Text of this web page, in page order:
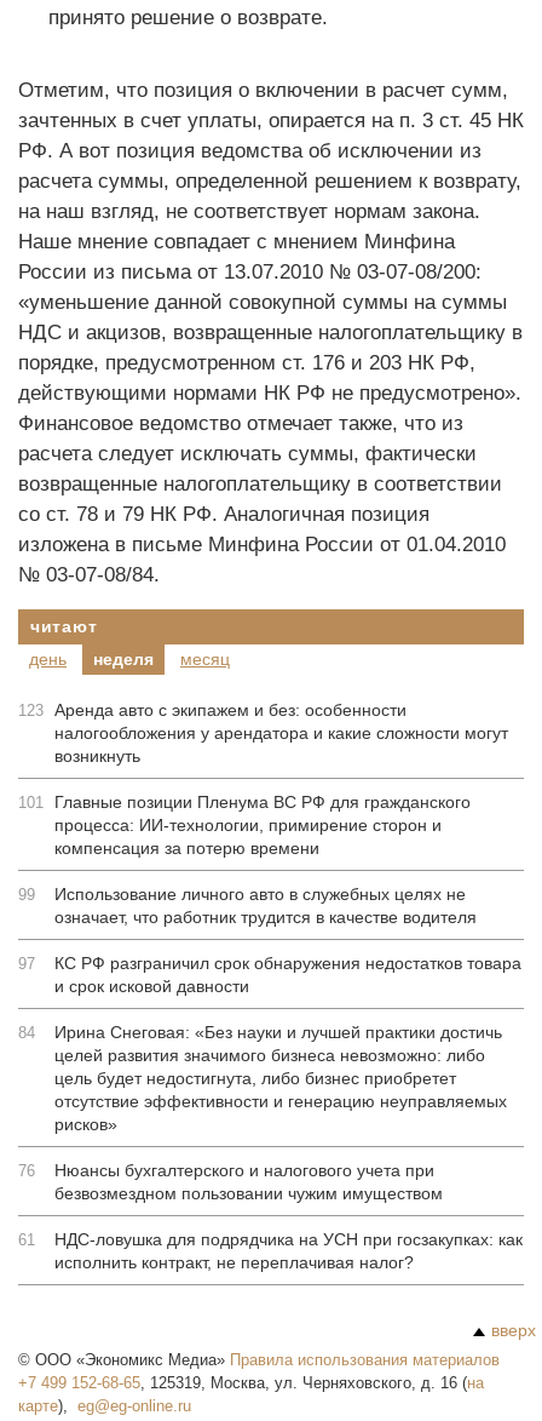
принято решение о возврате.
Отметим, что позиция о включении в расчет сумм,
зачтенных в счет уплаты, опирается на п. 3 ст. 45 НК
РФ. А вот позиция ведомства об исключении из
расчета суммы, определенной решением к возврату,
на наш взгляд, не соответствует нормам закона.
Наше мнение совпадает с мнением Минфина
России из письма от 13.07.2010 № 03-07-08/200:
«уменьшение данной совокупной суммы на суммы
НДС и акцизов, возвращенные налогоплательщику в
порядке, предусмотренном ст. 176 и 203 НК РФ,
действующими нормами НК РФ не предусмотрено».
Финансовое ведомство отмечает также, что из
расчета следует исключать суммы, фактически
возвращенные налогоплательщику в соответствии
со ст. 78 и 79 НК РФ. Аналогичная позиция
изложена в письме Минфина России от 01.04.2010
№ 03-07-08/84.
читают
день
неделя месяц
123 Аренда авто с экипажем и без: особенности
налогообложения у арендатора и какие сложности могут
возникнуть
101
Главные позиции Пленума ВС РФ для гражданского
процесса: ИИ-технологии, примирение сторон и
компенсация за потерю времени
99
Использование личного авто в служебных целях не
означает, что работник трудится в качестве водителя
97
КС РФ разграничил срок обнаружения недостатков товара
и срок исковой давности
84
Ирина Снеговая: «Без науки и лучшей практики достичь
целей развития значимого бизнеса невозможно: либо
цель будет недостигнута, либо бизнес приобретет
отсутствие эффективности и генерацию неуправляемых
рисков»
76
Нюансы бухгалтерского и налогового учета при
безвозмездном пользовании чужим имуществом
61
НДС-ловушка для подрядчика на УСН при госзакупках: как
исполнить контракт, не переплачивая налог?
вверх
© ООО «Экономикс Медиа» Правила использования материалов
+7 499 152-68-65, 125319, Москва, ул. Черняховского, д. 16 (на
карте),